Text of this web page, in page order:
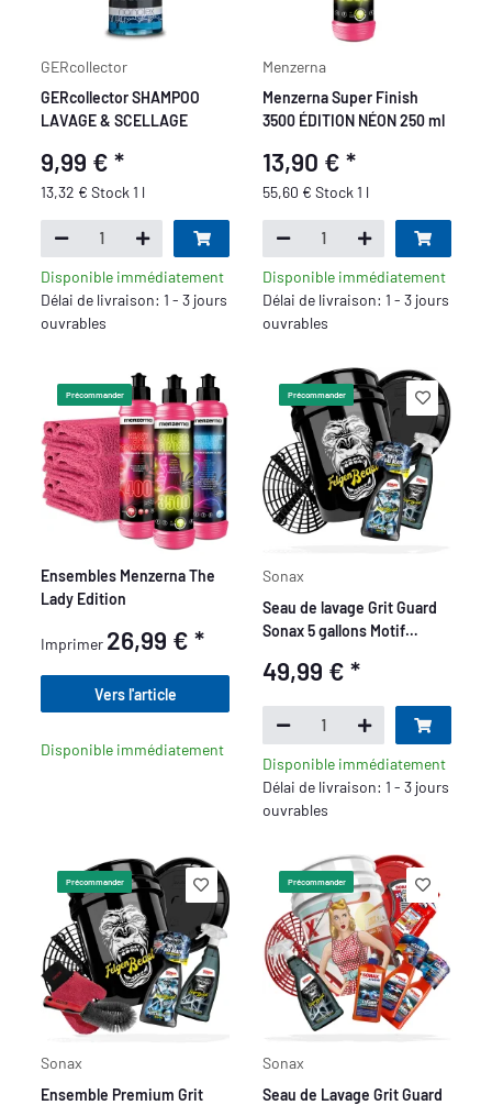
GERcollector
GERcollector SHAMPOO
LAVAGE & SCELLAGE
9,99 €*
13,32 € Stock 1 l
Disponible immédiatement
Délai de livraison: 1 - 3 jours
ouvrables
Menzerna
Menzerna Super Finish
3500 ÉDITION NÉON 250 ml
13,90 € *
55,60 € Stock 1 l
Disponible immédiatement
Délai de livraison: 1 - 3 jours
ouvrables
Précommander
Ensembles Menzerna The
Lady Edition
Imprimer 26,99 €*
Vers l'article
Disponible immédiatement
Précommander
Sonax
Seau de lavage Grit Guard
Sonax 5 gallons Motif
5 pièces
49,99 € *
Disponible immédiatement
Délai de livraison: 1 - 3 jours
ouvrables
Précommander
Sonax
Ensemble Premium Grit
Précommander
Sonax
Seau de Lavage Grit Guard